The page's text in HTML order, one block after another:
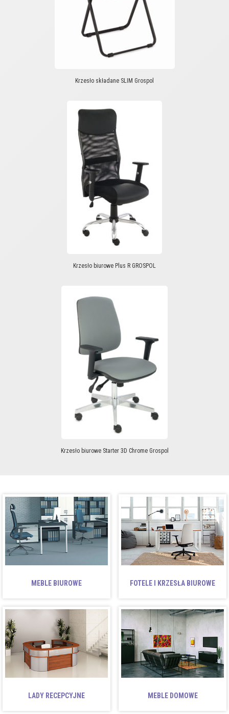
Krzesło składane SLIM Grospol
Krzesło biurowe Plus R GROSPOL
Krzesło biurowe Starter 3D Chrome Grospol
MEBLE BIUROWE FOTELE I KRZESŁA BIUROWE
LADY RECEPCYJNE MEBLE DOMOWE